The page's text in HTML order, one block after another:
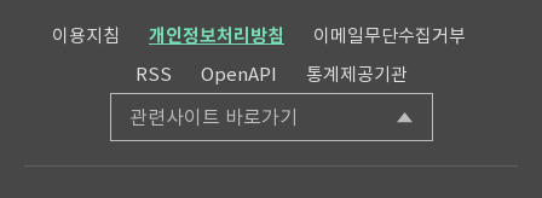
이용지침 개인정보처리방침
이메일무단수집거부
RSS
OpenAPI 통계제공기관
관련사이트 바로가기